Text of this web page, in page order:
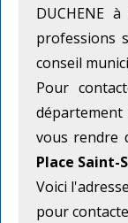
DUCHENE
professions
conseil
Pour
vous rendre
Place Saint-
Voici
pour